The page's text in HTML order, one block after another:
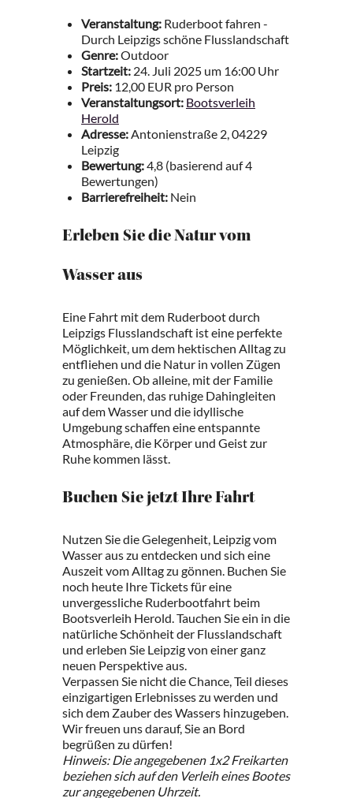
Veranstaltung: Ruderboot fahren -
Durch Leipzigs schöne Flusslandschaft
Genre:Outdoor
Startzeit: 24. Juli 2025 um 16:00 Uhr
Preis: 12,00 EUR pro Person
Veranstaltungsort: Bootsverleih
Herold
Adresse:Antonienstraße 2, 04229
Leipzig
Bewertung:4,8 (basierend auf 4
Bewertungen)
Barrierefreiheit: Nein
Erleben Sie die Natur vom
Wasser aus
Eine Fahrt mit dem Ruderboot durch
Leipzigs Flusslandschaft ist eine perfekte
Möglichkeit, um dem hektischen Alltag zu
entfliehen und die Natur in vollen Zügen
zu genießen. Ob alleine, mit der Familie
oder Freunden, das ruhige Dahingleiten
auf dem Wasser und die idyllische
Umgebung schaffen eine entspannte
Atmosphäre, die Körper und Geist zur
Ruhe kommen lässt.
Buchen Sie jetzt Ihre Fahrt
Nutzen Sie die Gelegenheit, Leipzig vom
Wasser aus zu entdecken und sich eine
Auszeit vom Alltag zu gönnen. Buchen Sie
noch heute Ihre Tickets für eine
unvergessliche Ruderbootfahrt beim
Bootsverleih Herold. Tauchen Sie ein in die
natürliche Schönheit der Flusslandschaft
und erleben Sie Leipzig von einer ganz
neuen Perspektive aus.
Verpassen Sie nicht die Chance, Teil dieses
einzigartigen Erlebnisses zu werden und
sich dem Zauber des Wassers hinzugeben.
Wir freuen uns darauf, Sie an Bord
begrüßen zu dürfen!
Hinweis: Die angegebenen 1x2 Freikarten
beziehen sich auf den Verleih eines Bootes
zur angegebenen Uhrzeit.